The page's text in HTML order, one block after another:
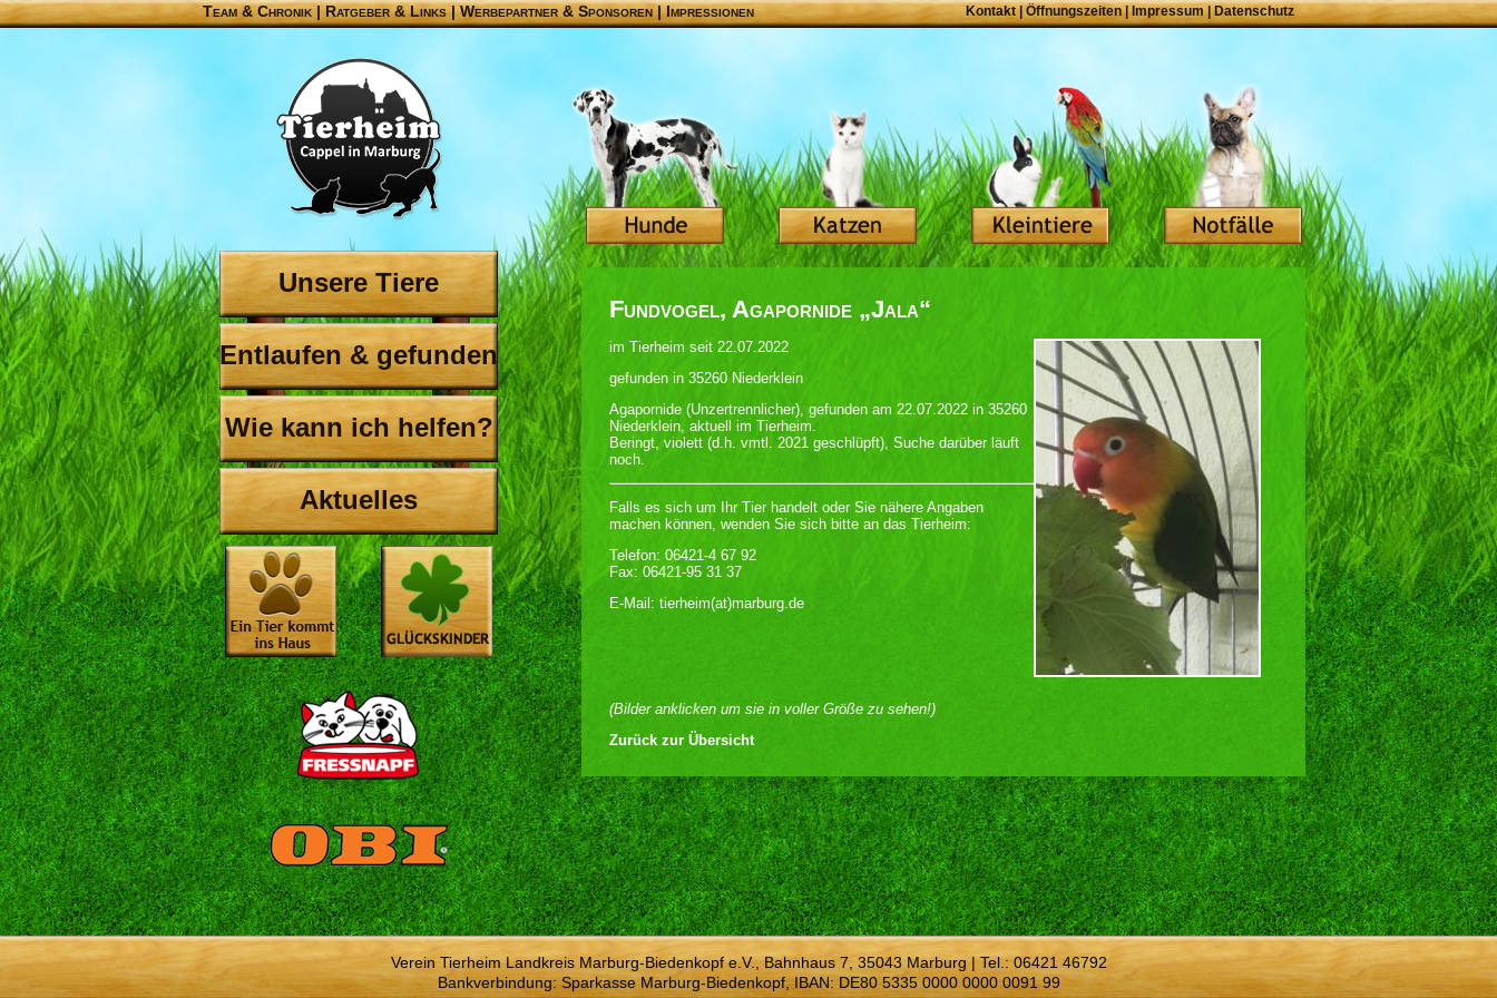
Team & Chronik |Ratgeber & Links|Werbepartner & Sponsoren|Impressionen Kontakt Öffnungszeiten| Impressum|Datenschutz
Unsere Tiere
Entlaufen & gefunden
Wie kann ich helfen?
Aktuelles
Fundvogel, Agapornide „Jala“
im Tierheim seit 22.07.2022
gefunden in 35260 Niederklein
Agapornide (Unzertrennlicher), gefunden am 22.07.2022 in 35260
Niederklein, aktuell im Tierheim.
Beringt, violett (d.h. vmtl. 2021 geschlüpft), Suche darüber läuft
noch.
Falls es sich um Ihr Tier handelt oder Sie nähere Angaben
machen können, wenden Sie sich bitte an das Tierheim:
Telefon: 06421-4 67 92
Fax: 06421-95 31 37
E-Mail: tierheim(at)marburg.de
(Bilder anklicken um sie in voller Größe zu sehen!)
Zurück zur Übersicht
Verein Tierheim Landkreis Marburg-Biedenkopf e.V., Bahnhaus 7, 35043 Marburg | Tel.: 06421 46792
Bankverbindung: Sparkasse Marburg-Biedenkopf, IBAN: DE80 5335 0000 0000 0091 99